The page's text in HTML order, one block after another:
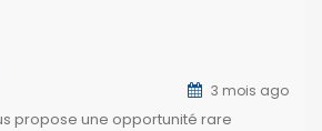
3 mois ago
propose une opportunité rare